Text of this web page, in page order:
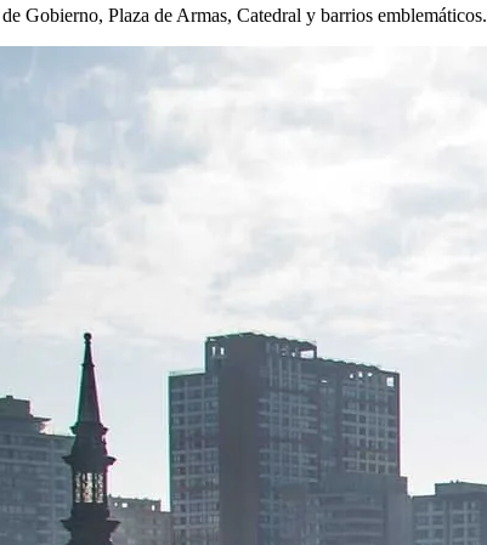
Gobierno, Plaza de Armas, Catedral y barrios emblemáticos.